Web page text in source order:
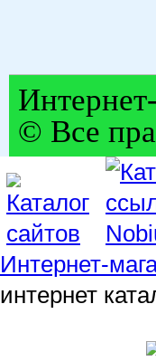
© Все
Интернет-
интернет